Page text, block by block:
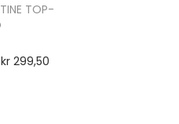
TOP-
kr299,50